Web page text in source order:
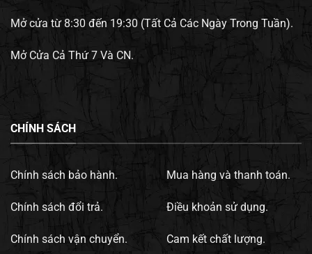
Mở cửa từ 8:30 đến 19:30 (Tất Cả Các Ngày Trong Tuần).
Mở Cửa Cả Thứ 7 Và CN.
CHÍNH SÁCH
Chính sách bảo hành.
Chính sách đổi trả.
Chính sách vận chuyển.
Mua hàng và thanh toán.
Điều khoản sử dụng.
Cam kết chất lượng.